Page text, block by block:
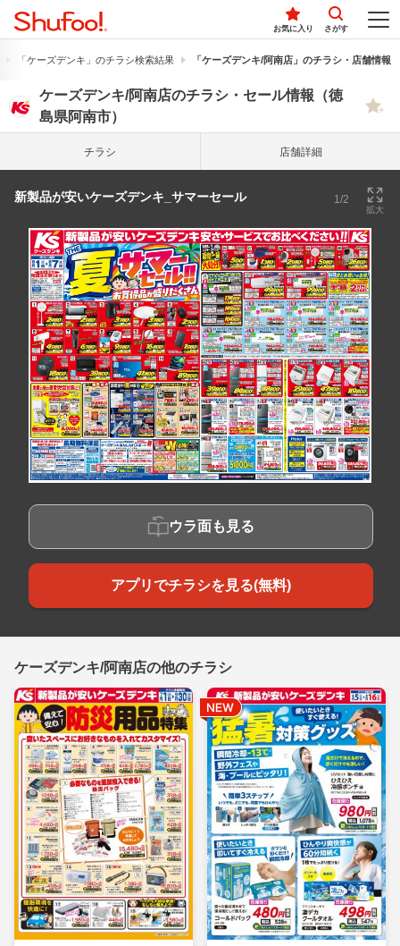
お気に入り さがす
「ケーズデンキ」のチラシ検索結果 「ケーズデンキ/阿南店」のチラシ・店舗情報
ケーズデンキ/阿南店のチラシ・セール情報（徳
島県阿南市）
チラシ 店舗詳細
新製品が安いケーズデンキ_サマーセール 1/2
拡大
ウラ面も見る
アプリでチラシを見る(無料)
ケーズデンキ/阿南店の他のチラシ